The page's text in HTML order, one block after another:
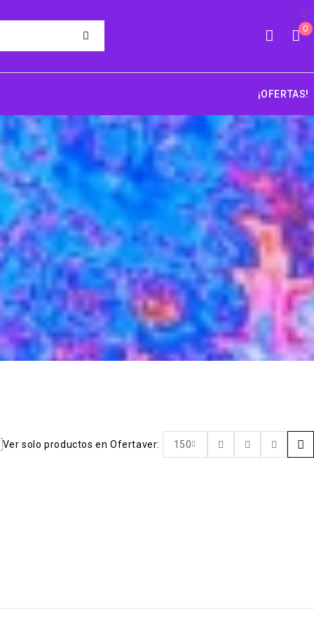
0
¡OFERTAS!
Ver solo productos en Ofertaver: 150